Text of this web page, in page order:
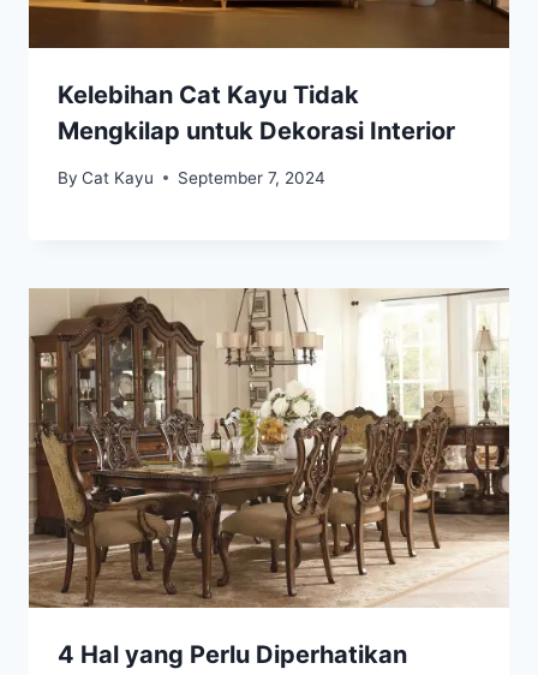
Kelebihan Cat Kayu Tidak
Mengkilap untuk Dekorasi Interior
By Cat Kayu September 7, 2024
4 Hal yang Perlu Diperhatikan